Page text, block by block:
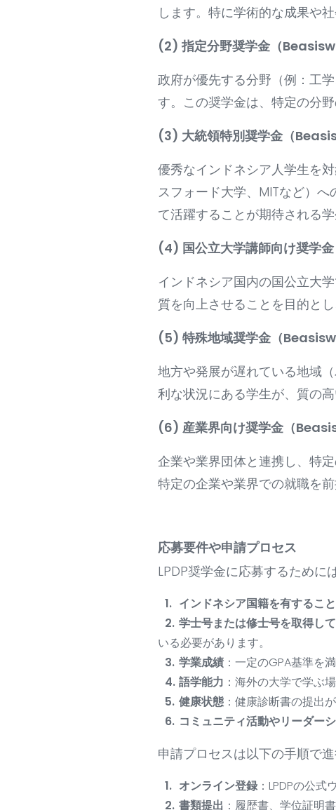
します。特に学術的な成果や
(2) 指定分野奨学金（
政府が優先する分野（例：工
す。この奨学金は、特定の分
(3) 大統領特別奨学金（
優秀なインドネシア人学生を
スフォード大学、MITなど）
て活躍することが期待される
(4) 国公立大学講師向け奨学
インドネシア国内の国公立大
質を向上させることを目的と
(5) 特殊地域奨学金（
地方や発展が遅れている地域
利な状況にある学生が、質の
(6) 産業界向け奨学金（
企業や業界団体と連携し、特
特定の企業や業界での就職を
応募要件や申請プロセス
LPDP奨学金に応募するために
インドネシア国籍を有すること
学士号または修士号を取得し
いる必要があります。
学業成績：一定のGPA基準を
語学能力 ：海外の大学で学ぶ
健康状態：健康診断書の提出
コミュニティ活動やリーダー
申請プロセスは以下の手順で進
オンライン登録：LPDPの公式
書類提出 ：履歴書、学位証明